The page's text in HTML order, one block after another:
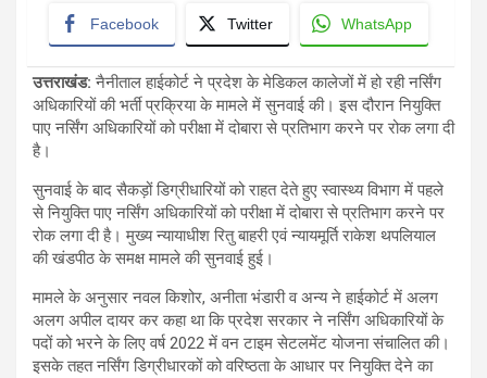
Facebook Twitter WhatsApp
उत्तराखंड: नैनीताल हाईकोर्ट ने प्रदेश के मेडिकल कालेजों में हो रही नर्सिंग
अधिकारियों की भर्ती प्रक्रिया के मामले में सुनवाई की। इस दौरान नियुक्ति
पाए नर्सिंग अधिकारियों को परीक्षा में दोबारा से प्रतिभाग करने पर रोक लगा दी
है।
सुनवाई के बाद सैकड़ों डिग्रीधारियों को राहत देते हुए स्वास्थ्य विभाग में पहले
से नियुक्ति पाए नर्सिंग अधिकारियों को परीक्षा में दोबारा से प्रतिभाग करने पर
रोक लगा दी है। मुख्य न्यायाधीश रितु बाहरी एवं न्यायमूर्ति राकेश थपलियाल
की खंडपीठ के समक्ष मामले की सुनवाई हुई।
मामले के अनुसार नवल किशोर, अनीता भंडारी व अन्य ने हाईकोर्ट में अलग
अलग अपील दायर कर कहा था कि प्रदेश सरकार ने नर्सिंग अधिकारियों के
पदों को भरने के लिए वर्ष 2022 में वन टाइम सेटलमेंट योजना संचालित की।
इसके तहत नर्सिंग डिग्रीधारकों को वरिष्ठता के आधार पर नियुक्ति देने का